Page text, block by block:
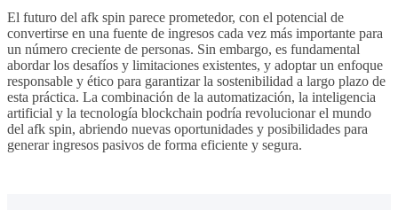
El futuro del afk spin parece prometedor, con el potencial de
convertirse en una fuente de ingresos cada vez más importante para
un número creciente de personas. Sin embargo, es fundamental
abordar los desafíos y limitaciones existentes, y adoptar un enfoque
responsable y ético para garantizar la sostenibilidad a largo plazo de
esta práctica. La combinación de la automatización, la inteligencia
artificial y la tecnología blockchain podría revolucionar el mundo
del afk spin, abriendo nuevas oportunidades y posibilidades para
generar ingresos pasivos de forma eficiente y segura.